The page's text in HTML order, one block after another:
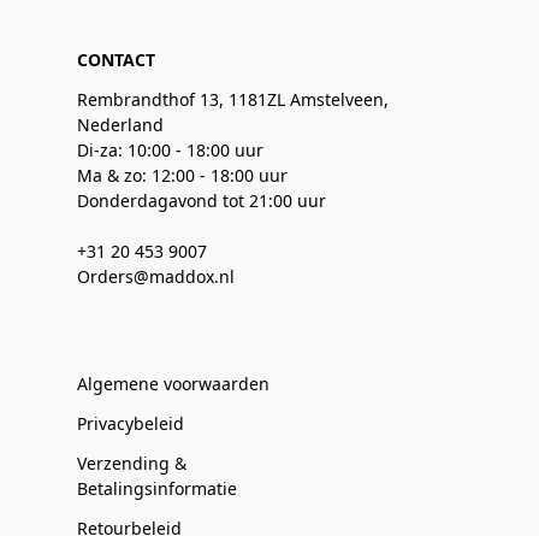
CONTACT
Rembrandthof 13, 1181ZL Amstelveen,
Nederland
Di-za: 10:00 - 18:00 uur
Ma & zo: 12:00 - 18:00 uur
Donderdagavond tot 21:00 uur
+31 20 453 9007
Orders@maddox.nl
Algemene voorwaarden
Privacybeleid
Verzending &
Betalingsinformatie
Retourbeleid